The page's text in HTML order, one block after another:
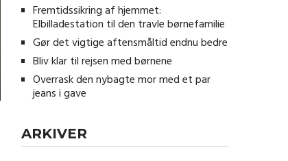
Fremtidssikring af hjemmet:
Elbilladestation til den travle børnefamilie
Gør det vigtige aftensmåltid endnu bedre
Bliv klar til rejsen med børnene
Overrask den nybagte mor med et par
jeans i gave
ARKIVER